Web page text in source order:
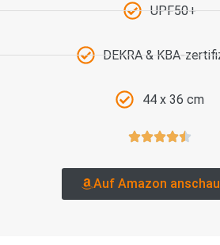
UPF50+
DEKRA & KBA-
44 x 36 cm
Auf Amazon